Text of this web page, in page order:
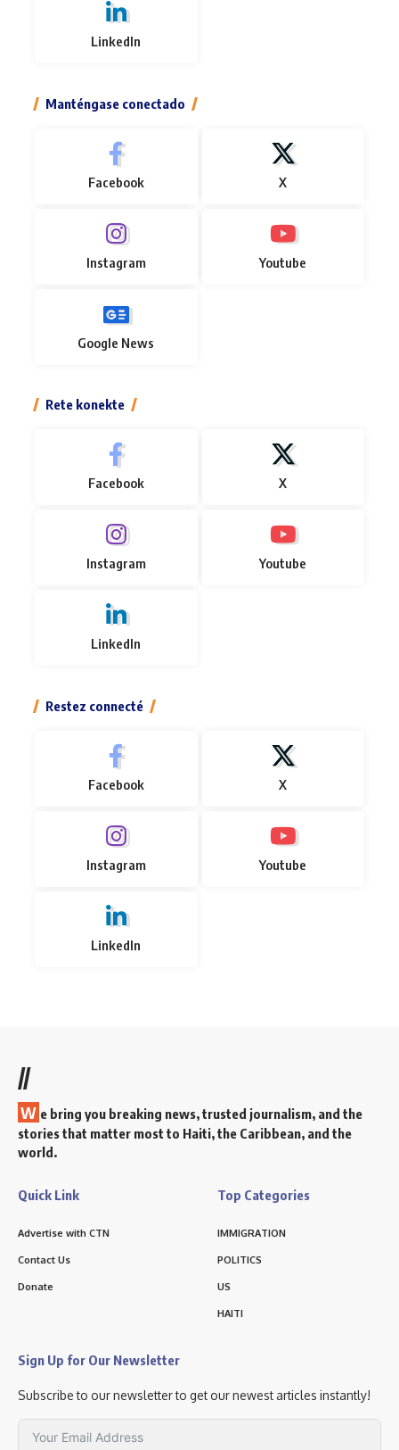
LinkedIn
Manténgase conectado
Facebook X
Instagram Youtube
Google News
Rete konekte
Facebook X
Instagram Youtube
LinkedIn
Restez connecté
Facebook X
Instagram Youtube
LinkedIn
//
W e bring you breaking news, trusted journalism, and the
stories that matter most to Haiti, the Caribbean, and the
world.
Quick Link
Advertise with CTN
Contact Us
Donate
Top Categories
IMMIGRATION
POLITICS
US
HAITI
Sign Up for Our Newsletter
Subscribe to our newsletter to get our newest articles instantly!